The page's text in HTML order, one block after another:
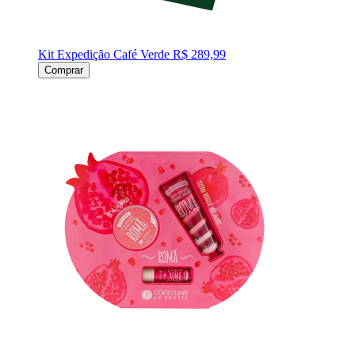
Kit Expedição Café Verde R$ 289,99
Comprar